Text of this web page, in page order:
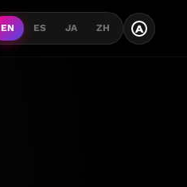
EN ES JA ZH A